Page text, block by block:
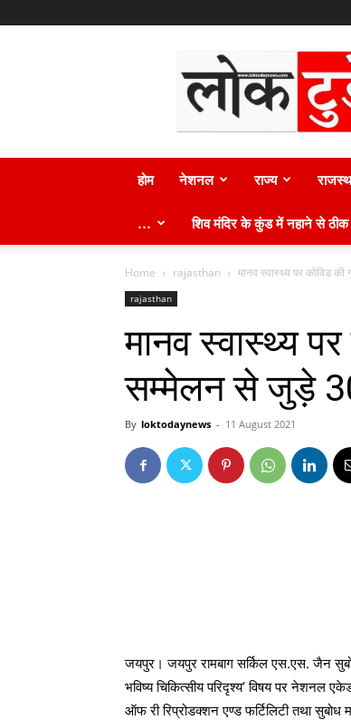
टुडे
न्यूज़
होम नेशनल राज्य
… शिव मंदिर के कुंड में नहाने से ठीक
Home rajasthan मानव स्वास्थ्य पर कोविड
rajasthan
मानव स्वास्थ्य
सम्मेलन से जुड़े
By loktodaynews - 11 August 2021
जयपुर। जयपुर रामबाग सर्किल एस.एस. जैन
भविष्य चिकित्सीय परिदृश्य’ विषय पर नेशनल
ऑफ री रिप्रोडक्शन एण्ड फर्टिलिटी तथा सुबोध